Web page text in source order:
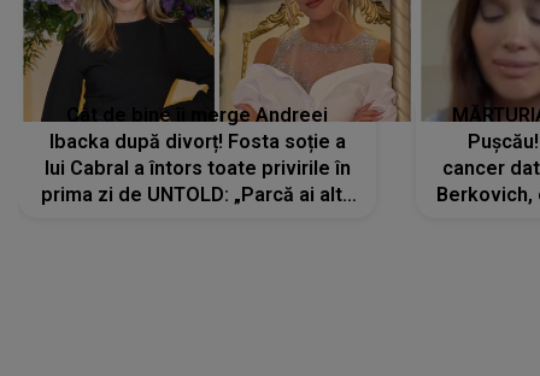
Cât de bine îi merge Andreei
Ibacka după divorț! Fosta soție a
lui Cabral a întors toate privirile în
prima zi de UNTOLD: „Parcă ai altă
cancer
Berkovich,